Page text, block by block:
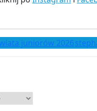
juniorów 2026